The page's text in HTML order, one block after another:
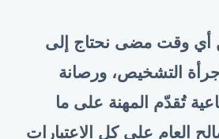
من أي وقت مضى نحتاج إلى
التشخيص، ورصانة
تُقدّم المهنة على ما
العام على كل الاعتبارات